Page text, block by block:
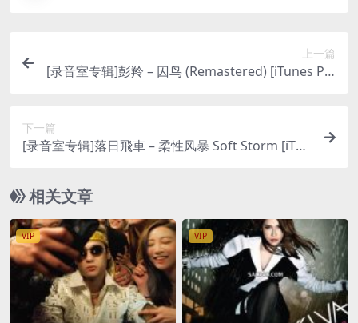
上一篇
[录音室专辑]彭羚 – 囚鸟 (Remastered) [iTunes Plu
下一篇
[录音室专辑]落日飛車 – 柔性风暴 Soft Storm [iTun
相关文章
VIP VIP